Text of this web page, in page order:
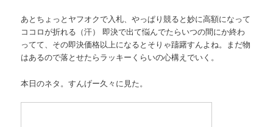
あとちょっとヤフオクで入札、やっぱり競ると妙に高額になって
ココロが折れる（汗） 即決で出て悩んでたらいつの間にか終わ
ってて、その即決価格以上になるとそりゃ躊躇すんよね。まだ物
はあるので落とせたらラッキーくらいの心構えでいく。
本日のネタ。すんげー久々に見た。